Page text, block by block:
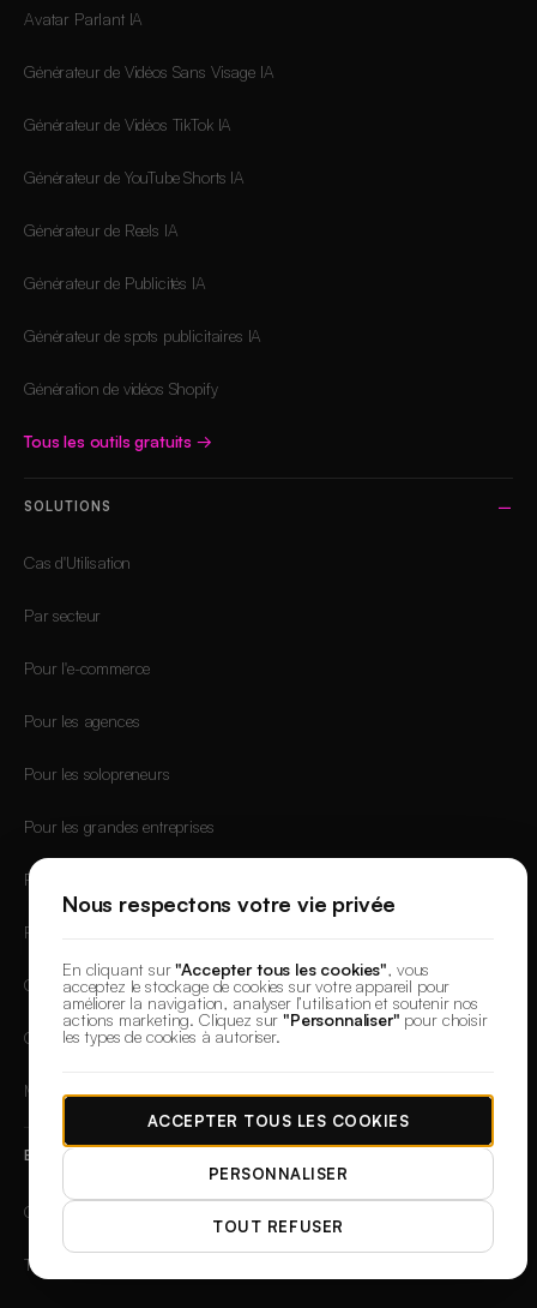
Avatar Parlant IA
Générateur de Vidéos Sans Visage IA
Générateur de Vidéos TikTok IA
Générateur de YouTube Shorts IA
Générateur de Reels IA
Générateur de Publicités IA
Générateur de spots publicitaires IA
Génération de vidéos Shopify
Tous les outils gratuits →
SOLUTIONS
Cas d'Utilisation
Par secteur
Pour l'e-commerce
Pour les agences
Pour les solopreneurs
Pour les grandes entreprises
Pour les créateurs
Photographie produit
Création publicitaire
Contenu réseaux sociaux
Miniatures
EXPLORER
Galerie
Templates IA
Nous respectons votre vie privée
En cliquant sur"Accepter tous les cookies", vous
acceptez le stockage de cookies sur votre appareil pour
améliorer la navigation, analyser l’utilisation et soutenir nos
actions marketing. Cliquez sur"Personnaliser" pour choisir
les types de cookies à autoriser.
TOUT REFUSER
PERSONNALISER
ACCEPTER TOUS LES COOKIES